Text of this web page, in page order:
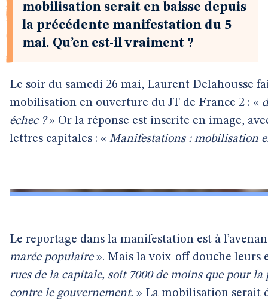
mobilisation serait en baisse depuis
la précédente manifestation du 5
mai. Qu’en est-il vraiment ?
Le soir du samedi 26 mai, Laurent Delahousse
mobilisation en ouverture du JT de France 2 : «
échec ?» Or la réponse est inscrite en image,
lettres capitales : « Manifestations : mobilisation
Le reportage dans la manifestation est à
marée populaire». Mais la voix-off douche leurs
rues de la capitale, soit 7000 de moins que pour
contre le gouvernement. » La mobilisation serait